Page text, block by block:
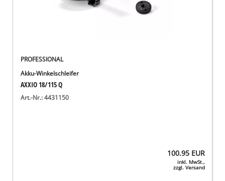
PROFESSIONAL
Akku-Winkelschleifer
AXXIO 18/115 Q
Art.-Nr.: 4431150
100.95 EUR
inkl. MwSt.,
zzgl. Versand